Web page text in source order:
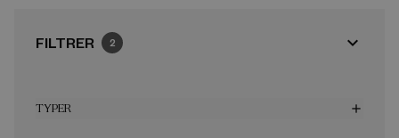
FILTRER 2 expand_more
TYPER add